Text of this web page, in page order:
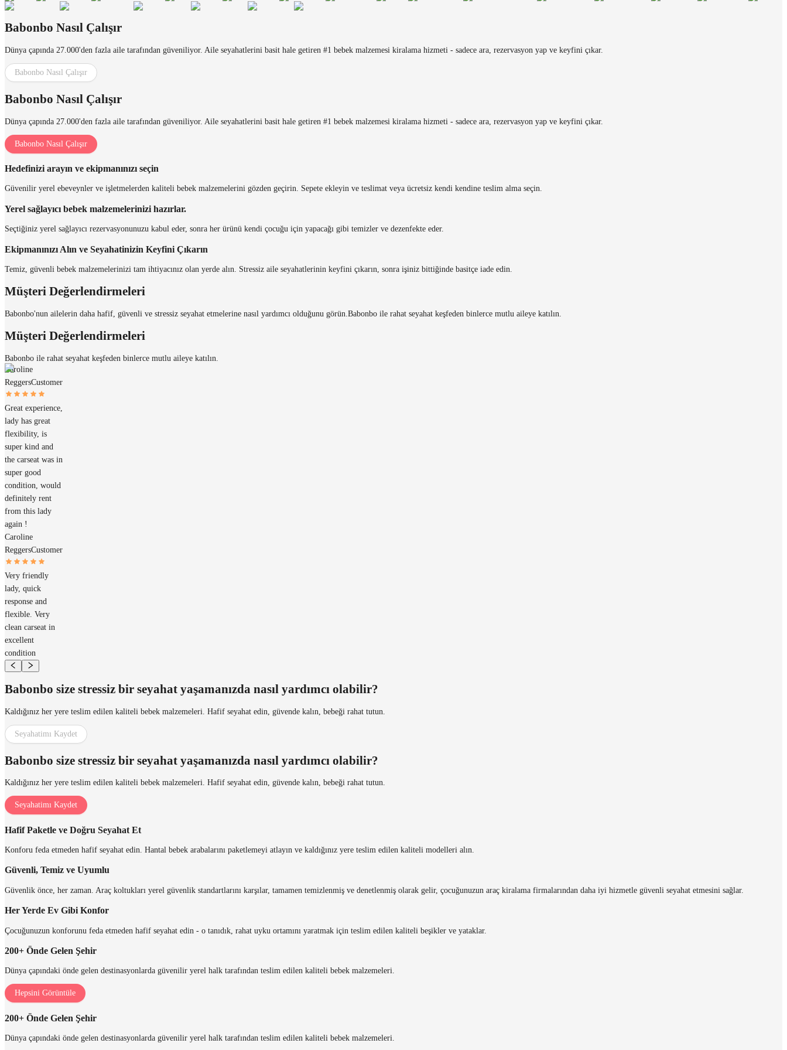
Babonbo Nasıl Çalışır
Dünya çapında 27.000'den fazla aile tarafından güveniliyor. Aile seyahatlerini basit hale getiren #1 bebek malzemesi kiralama hizmeti - sadece ara, rezervasyon yap ve keyfini çıkar.
Babonbo Nasıl Çalışır
Babonbo Nasıl Çalışır
Dünya çapında 27.000'den fazla aile tarafından güveniliyor. Aile seyahatlerini basit hale getiren #1 bebek malzemesi kiralama hizmeti - sadece ara, rezervasyon yap ve keyfini çıkar.
Babonbo Nasıl Çalışır
Hedefinizi arayın ve ekipmanınızı seçin
Güvenilir yerel ebeveynler ve işletmelerden kaliteli bebek malzemelerini gözden geçirin. Sepete ekleyin ve teslimat veya ücretsiz kendi kendine teslim alma seçin.
Yerel sağlayıcı bebek malzemelerinizi hazırlar.
Seçtiğiniz yerel sağlayıcı rezervasyonunuzu kabul eder, sonra her ürünü kendi çocuğu için yapacağı gibi temizler ve dezenfekte eder.
Ekipmanınızı Alın ve Seyahatinizin Keyfini Çıkarın
Temiz, güvenli bebek malzemelerinizi tam ihtiyacınız olan yerde alın. Stressiz aile seyahatlerinin keyfini çıkarın, sonra işiniz bittiğinde basitçe iade edin.
Müşteri Değerlendirmeleri
Babonbo'nun ailelerin daha hafif, güvenli ve stressiz seyahat etmelerine nasıl yardımcı olduğunu görün. Babonbo ile rahat seyahat keşfeden binlerce mutlu aileye katılın.
Müşteri Değerlendirmeleri
Babonbo ile rahat seyahat keşfeden binlerce mutlu aileye katılın.
Caroline
ReggersCustomer
Great experience,
lady has great
flexibility, is
super kind and
the carseat was in
super good
condition, would
definitely rent
from this lady
again !
Caroline
ReggersCustomer
Very friendly
lady, quick
response and
flexible. Very
clean carseat in
excellent
condition
Babonbo size stressiz bir seyahat yaşamanızda nasıl yardımcı olabilir?
Kaldığınız her yere teslim edilen kaliteli bebek malzemeleri. Hafif seyahat edin, güvende kalın, bebeği rahat tutun.
Seyahatimı Kaydet
Babonbo size stressiz bir seyahat yaşamanızda nasıl yardımcı olabilir?
Kaldığınız her yere teslim edilen kaliteli bebek malzemeleri. Hafif seyahat edin, güvende kalın, bebeği rahat tutun.
Seyahatimı Kaydet
Hafif Paketle ve Doğru Seyahat Et
Konforu feda etmeden hafif seyahat edin. Hantal bebek arabalarını paketlemeyi atlayın ve kaldığınız yere teslim edilen kaliteli modelleri alın.
Güvenli, Temiz ve Uyumlu
Güvenlik önce, her zaman. Araç koltukları yerel güvenlik standartlarını karşılar, tamamen temizlenmiş ve denetlenmiş olarak gelir, çocuğunuzun araç kiralama firmalarından daha iyi hizmetle güvenli seyahat etmesini sağlar.
Her Yerde Ev Gibi Konfor
Çocuğunuzun konforunu feda etmeden hafif seyahat edin - o tanıdık, rahat uyku ortamını yaratmak için teslim edilen kaliteli beşikler ve yataklar.
200+ Önde Gelen Şehir
Dünya çapındaki önde gelen destinasyonlarda güvenilir yerel halk tarafından teslim edilen kaliteli bebek malzemeleri.
Hepsini Görüntüle
200+ Önde Gelen Şehir
Dünya çapındaki önde gelen destinasyonlarda güvenilir yerel halk tarafından teslim edilen kaliteli bebek malzemeleri.